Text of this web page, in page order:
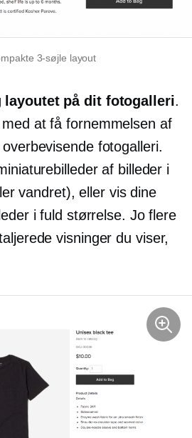
3-søjle layout
på dit fotogalleri.
at få fornemmelsen af
fotogalleri.
af billeder i
vandret), eller vis dine
i fuld størrelse. Jo flere
visninger du viser,